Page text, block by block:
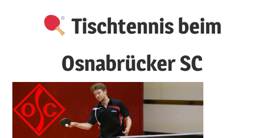
Tischtennis beim
Osnabrücker SC